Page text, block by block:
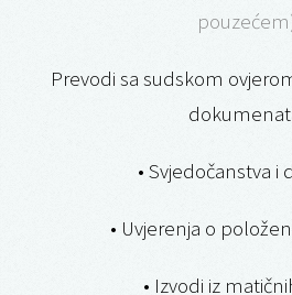
Prevodi sa sudskom
• Svjedočanstva i
• Uvjerenja o
• Izvodi iz